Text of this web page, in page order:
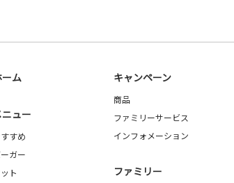
ーム
ニュー
すめ
ガー
ト
キャンペーン
商品
ファミリーサービス
インフォメーション
ファミリー